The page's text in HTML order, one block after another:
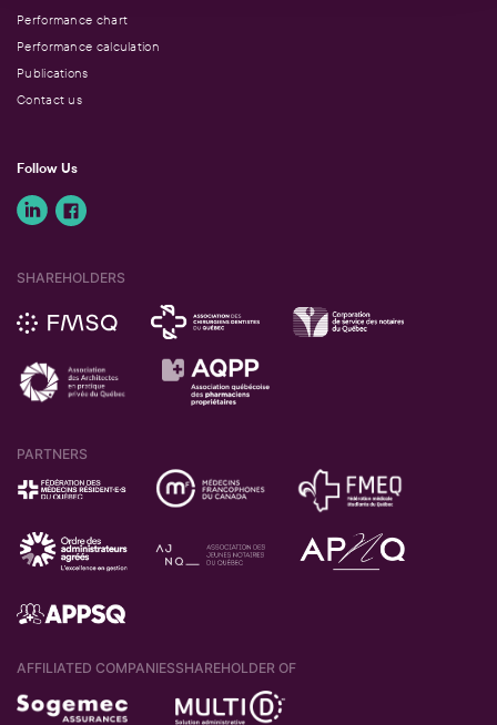
Performance chart
Performance calculation
Publications
Contact us
Follow Us
SHAREHOLDERS
PARTNERS
AFFILIATED COMPANIESSHAREHOLDER OF